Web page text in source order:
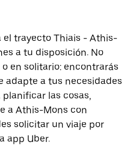
el trayecto Thiais - Athis-
a tu disposición. No
en solitario: encontrarás
adapte a tus necesidades
las cosas,
a Athis-Mons con
solicitar un viaje por
app Uber.